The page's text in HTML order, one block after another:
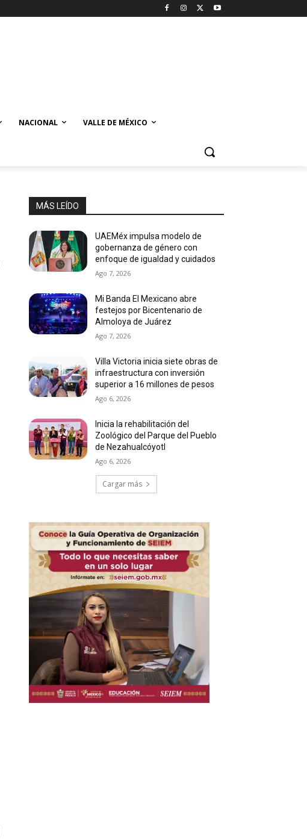
NACIONAL VALLE DE MÉXICO
MÁS LEÍDO
UAEMéx impulsa modelo de
gobernanza de género con
enfoque de igualdad y cuidados
Ago 7, 2026
Mi Banda El Mexicano abre
festejos por Bicentenario de
Almoloya de Juárez
Ago 7, 2026
Villa Victoria inicia siete obras de
infraestructura con inversión
superior a 16 millones de pesos
Ago 6, 2026
Inicia la rehabilitación del
Zoológico del Parque del Pueblo
de Nezahualcóyotl
Ago 6, 2026
Cargar más